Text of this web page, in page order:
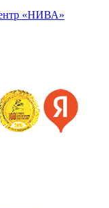
«НИВА»